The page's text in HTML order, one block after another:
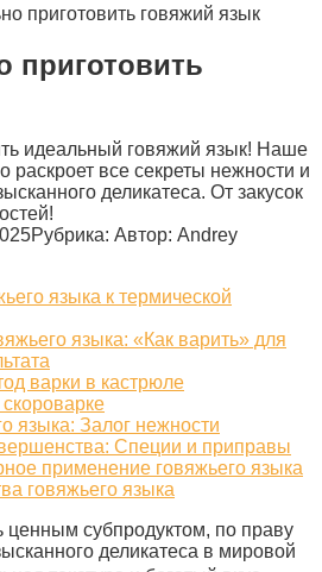
приготовить говяжий язык
приготовить
идеальный говяжий язык! Наше
раскроет все секреты нежности и
деликатеса. От закусок
Рубрика: Автор: Andrey
языка к термической
языка: «Как варить» для
варки в кастрюле
языка: Залог нежности
Специи и приправы
применение говяжьего языка
говяжьего языка
ценным субпродуктом, по праву
деликатеса в мировой